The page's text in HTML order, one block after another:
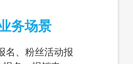
务场景
名、粉丝活动报